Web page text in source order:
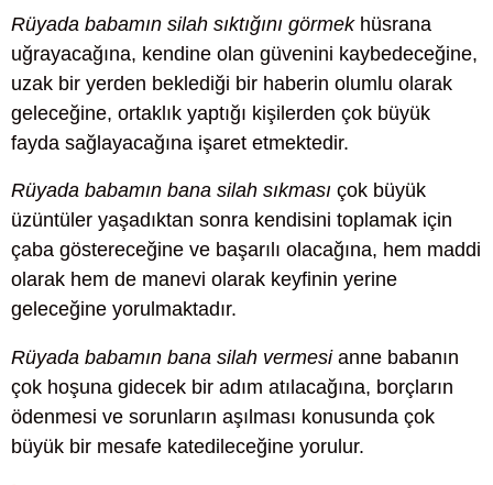
Rüyada babamın silah sıktığını görmekhüsrana
uğrayacağına, kendine olan güvenini kaybedeceğine,
uzak bir yerden beklediği bir haberin olumlu olarak
geleceğine, ortaklık yaptığı kişilerden çok büyük
fayda sağlayacağına işaret etmektedir.
Rüyada babamın bana silah sıkması çok büyük
üzüntüler yaşadıktan sonra kendisini toplamak için
çaba göstereceğine ve başarılı olacağına, hem maddi
olarak hem de manevi olarak keyfinin yerine
geleceğine yorulmaktadır.
Rüyada babamın bana silah vermesianne babanın
çok hoşuna gidecek bir adım atılacağına, borçların
ödenmesi ve sorunların aşılması konusunda çok
büyük bir mesafe katedileceğine yorulur.